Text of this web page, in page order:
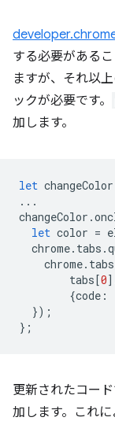
する必要がある
ますが、それ以
ックが必要です。
加します。
let changeColor
...
changeColor .
let color =
chrome. tabs .
chrome. tabs
tabs[0
{code :
});
};
更新されたコー
加します。これ